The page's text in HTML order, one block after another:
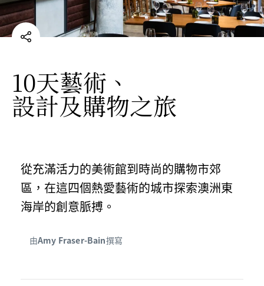
10天藝術、
設計及購物之旅
從充滿活力的美術館到時尚的購物市郊
區，在這四個熱愛藝術的城市探索澳洲東
海岸的創意脈搏。
由Amy Fraser-Bain撰寫